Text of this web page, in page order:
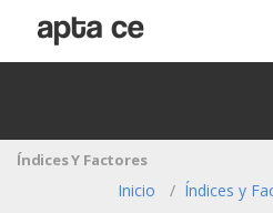
Índices Y Factores
Inicio Índices y